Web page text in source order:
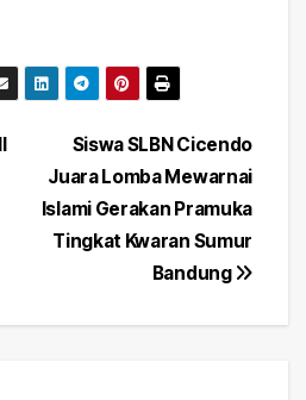
Siswa SLBN Cicendo
Juara Lomba Mewarnai
Islami Gerakan Pramuka
Tingkat Kwaran Sumur
Bandung